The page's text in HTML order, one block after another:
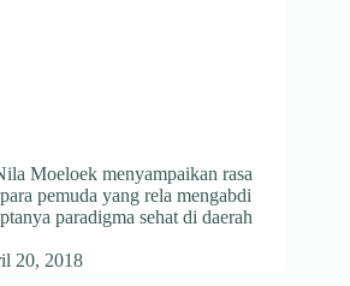
Moeloek menyampaikan rasa
pemuda yang rela mengabdi
paradigma sehat di daerah
20, 2018